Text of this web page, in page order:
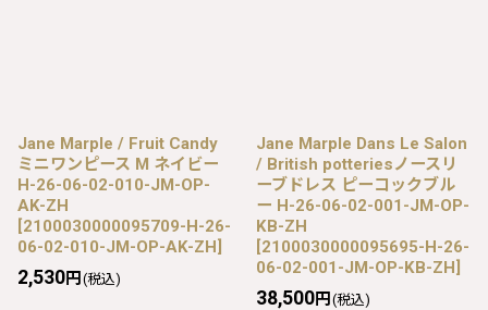
Jane Marple / Fruit Candy
ミニワンピース M ネイビー
H-26-06-02-010-JM-OP-
AK-ZH
[2100030000095709-H-26-
06-02-010-JM-OP-AK-ZH]
2,530円 (税込)
Jane Marple Dans Le Salon
/ British potteriesノースリ
ーブドレス ピーコックブル
ー H-26-06-02-001-JM-OP-
KB-ZH
[2100030000095695-H-26-
06-02-001-JM-OP-KB-ZH]
38,500円 (税込)